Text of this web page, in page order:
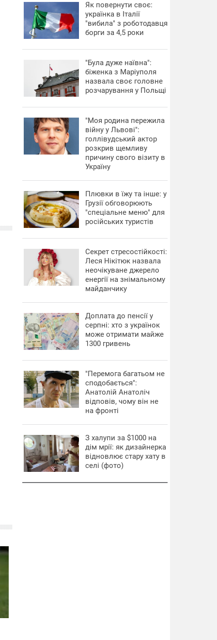
​Як повернути своє:
українка в Італії
"вибила" з роботодавця
борги за 4,5 роки
"Була дуже наївна":
біженка з Маріуполя
назвала своє головне
розчарування у Польщі
"Моя родина пережила
війну у Львові":
голлівудський актор
розкрив щемливу
причину свого візиту в
Україну
Плювки в їжу та інше: у
Грузії обговорюють
"спеціальне меню" для
російських туристів
Секрет стресостійкості:
Леся Нікітюк назвала
неочікуване джерело
енергії на знімальному
майданчику
Доплата до пенсії у
серпні: хто з українок
може отримати майже
1300 гривень
"Перемога багатьом не
сподобається":
Анатолій Анатоліч
відповів, чому він не
на фронті
З халупи за $1000 на
дім мрії: як дизайнерка
відновлює стару хату в
селі (фото)